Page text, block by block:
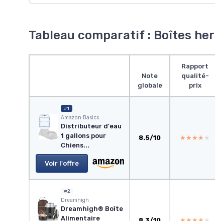
Tableau comparatif : Boîtes
Note
globale
Rapport
qualité-
prix
#1
Amazon Basics
Distributeur d'eau
1 gallons pour
Chiens...
Voir l'offre
8.5/10 ★★★★★
★★★★★
#2
Dreamhigh
Dreamhigh® Boîte
Alimentaire